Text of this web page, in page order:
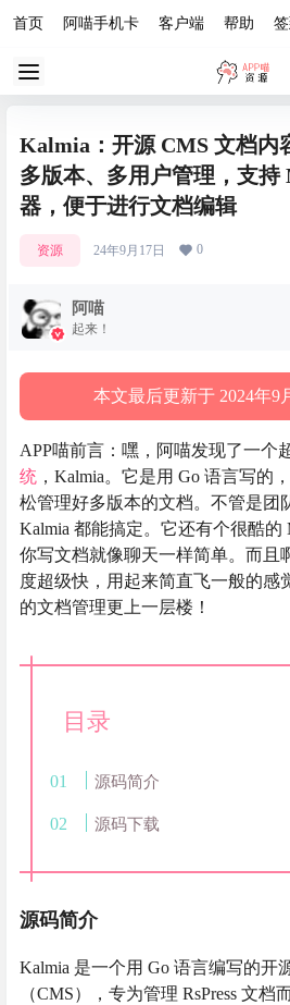
首页 阿喵手机卡 客户端 帮助 签
Kalmia：开源 CMS 文档内
多版本、多用户管理，支持
器，便于进行文档编辑
资源 24年9月17日 0
阿喵
起来！
本文最后更新于 2024年9
APP喵前言：嘿，阿喵发现了一个
统 ，Kalmia。它是用 Go 语言写的
松管理好多版本的文档。不管是团
Kalmia 都能搞定。它还有个很酷的
你写文档就像聊天一样简单。而且
度超级快，用起来简直飞一般的感
的文档管理更上一层楼！
目录
源码简介
源码下载
源码简介
Kalmia 是一个用 Go 语言编写的开
（CMS），专为管理 RsPress 文